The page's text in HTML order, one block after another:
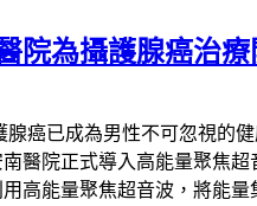
院為攝護腺癌治
腺癌已成為男性不可忽視
院正式導入高能量聚焦
高能量聚焦超音波，將能